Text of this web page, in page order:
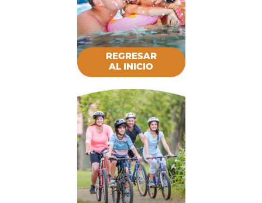
REGRESAR
AL INICIO